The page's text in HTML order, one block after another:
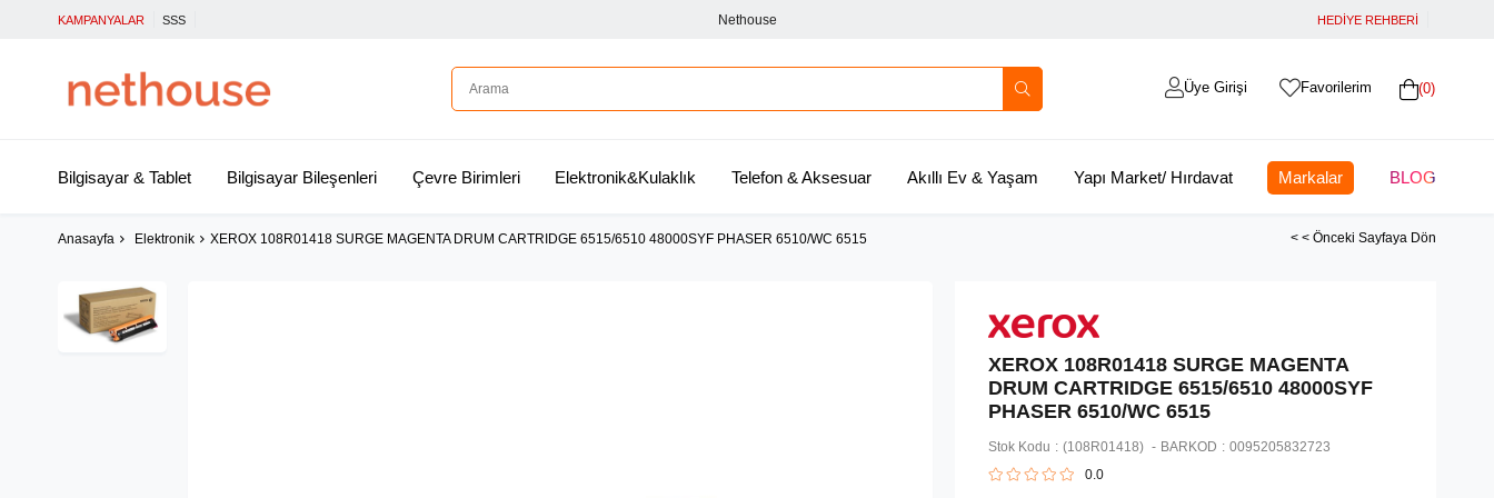
KAMPANYALAR SSS Nethouse HEDİYE REHBERİ
0
Favorilerim
Üye Girişi
Bilgisayar & Tablet Bilgisayar Bileşenleri Çevre Birimleri Elektronik&Kulaklık Telefon & Aksesuar Akıllı Ev & Yaşam Yapı Market/ Hırdavat Markalar BLOG
Anasayfa Elektronik XEROX 108R01418 SURGE MAGENTA DRUM CARTRIDGE 6515/6510 48000SYF PHASER 6510/WC 6515 < < Önceki Sayfaya Dön
XEROX 108R01418 SURGE MAGENTA
DRUM CARTRIDGE 6515/6510 48000SYF
PHASER 6510/WC 6515
Stok Kodu (108R01418) BARKOD : 0095205832723
0.0